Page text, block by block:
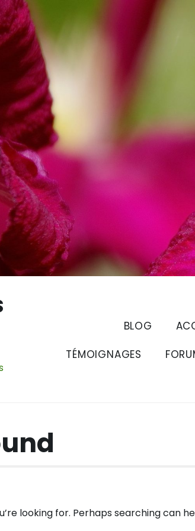
BLOG
TÉMOIGNAGES
looking for. Perhaps searching can